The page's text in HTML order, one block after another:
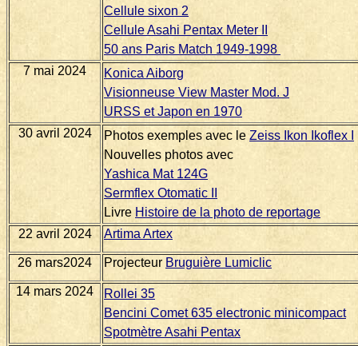
Cellule sixon 2
Cellule Asahi Pentax Meter II
50 ans Paris Match 1949-1998
7 mai 2024
Konica Aiborg
Visionneuse View Master Mod. J
URSS et Japon en 1970
30 avril 2024
Photos exemples avec le Zeiss Ikon Ikoflex I
Nouvelles photos avec
Yashica Mat 124G
Sermflex Otomatic II
Livre Histoire de la photo de reportage
22 avril 2024
Artima Artex
26 mars2024 Projecteur Bruguière Lumiclic
14 mars 2024
Rollei 35
Bencini Comet 635 electronic minicompact
Spotmètre Asahi Pentax